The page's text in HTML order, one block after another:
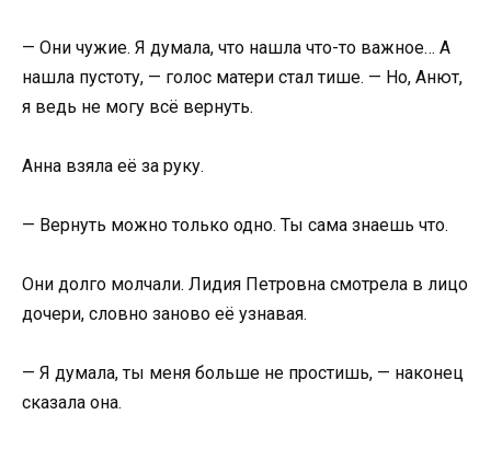
— Они чужие. Я думала, что нашла что-то важное… А
нашла пустоту, — голос матери стал тише. — Но, Анют,
я ведь не могу всё вернуть.
Анна взяла её за руку.
— Вернуть можно только одно. Ты сама знаешь что.
Они долго молчали. Лидия Петровна смотрела в лицо
дочери, словно заново её узнавая.
— Я думала, ты меня больше не простишь, — наконец
сказала она.